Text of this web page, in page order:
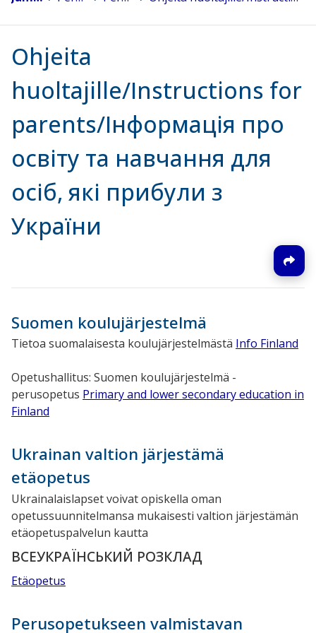
Ohjeita
huoltajille/Instructions for
parents/Інформація про
освіту та навчання для
осіб, які прибули з
України
Suomen koulujärjestelmä
Tietoa suomalaisesta koulujärjestelmästä Info Finland
Opetushallitus: Suomen koulujärjestelmä -
perusopetus Primary and lower secondary education in
Finland
Ukrainan valtion järjestämä
etäopetus
Ukrainalaislapset voivat opiskella oman
opetussuunnitelmansa mukaisesti valtion järjestämän
etäopetuspalvelun kautta
ВСЕУКРАЇНСЬКИЙ РОЗКЛАД
Etäopetus
Perusopetukseen valmistavan